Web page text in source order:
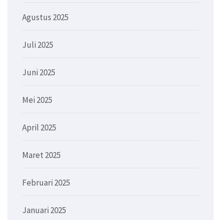
Agustus 2025
Juli 2025
Juni 2025
Mei 2025
April 2025
Maret 2025
Februari 2025
Januari 2025